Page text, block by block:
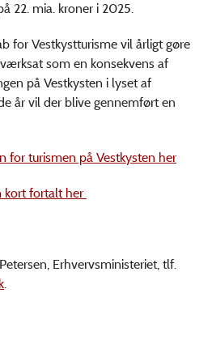
22. mia. kroner i 2025.
for Vestkystturisme vil årligt gøre
som en konsekvens af
på Vestkysten i lyset af
år vil der blive gennemført en
for turismen på Vestkysten her
kort fortalt her
Erhvervsministeriet, tlf.
.